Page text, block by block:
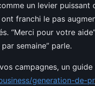
un levier puissant
franchi le pas
“Merci pour votre
semaine” parle.
campagnes, un
generation-de-